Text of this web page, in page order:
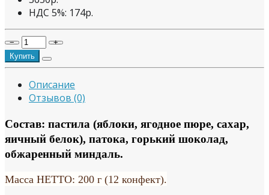
НДС 5%: 174р.
−
+
Купить
Описание
Отзывов (0)
Состав: пастила (яблоки, ягодное пюре, сахар,
яичный белок), патока, горький шоколад,
обжаренный миндаль.
Масса НЕТТО: 200 г (12 конфект).